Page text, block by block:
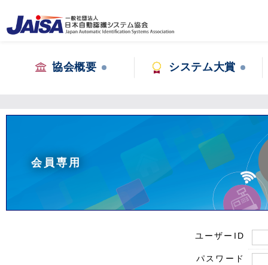
協会概要 システム大賞
会員専用
ユーザーID
パスワード